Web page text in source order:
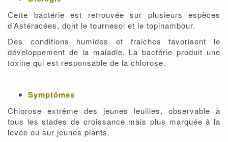
Cette bactérie est retrouvée sur plusieurs espèces
d’Astéracées, dont le tournesol et le topinambour.
Des conditions humides et fraiches favorisent le
développement de la maladie. La bactérie produit une
toxine qui est responsable de la chlorose.
Symptômes
Chlorose extrême des jeunes feuilles, observable à
tous les stades de croissance mais plus marquée à la
levée ou sur jeunes plants.